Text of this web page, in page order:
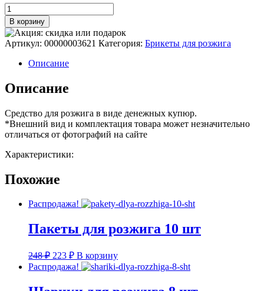
составляла
557 ₽.
Количество
товара
Деньги
для
розжига
уп)
В корзину
Артикул: 00000003621 Категория: Брикеты для розжига
Описание
Описание
Средство для розжига в виде денежных купюр.
*Внешний вид и комплектация товара может незначительно
отличаться от фотографий на сайте
Характеристики:
Похожие
Распродажа!
Пакеты для розжига 10 шт
248₽ Первоначальная
цена
составляла
223 ₽Текущая
цена:
В корзину
Распродажа!